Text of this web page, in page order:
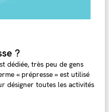
?
dédiée, très peu de gens
« prépresse » est utilisé
désigner toutes les activités